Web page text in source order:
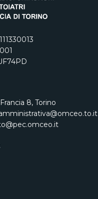
8, Torino